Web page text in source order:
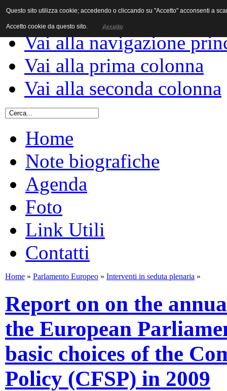
Vai al contenuto
Vai alla navigazione
Vai alla prima colonna
Vai alla seconda colonna
Home
Note biografiche
Agenda
Foto
Link Utili
Contatti
Home » Parlamento Europeo » Interventi in seduta plenaria »
Report on on the
the European
basic choices of the
Policy (CFSP) in 2009
Questo sito utilizza cookie; accedendo o cliccando su "Accetto" acconsenti a
Accetto cookie da questo sito. Accetto